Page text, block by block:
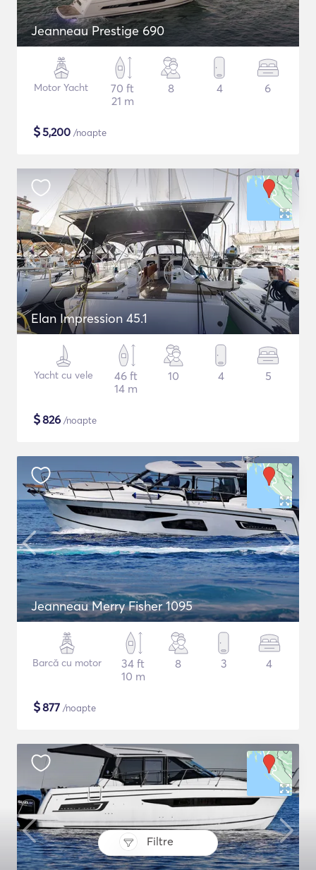
Filtre
Jeanneau Prestige 690
Motor Yacht
70 ft
21 m
8 4 6
$5,200 /noapte
Elan Impression 45.1
Yacht cu vele
46 ft
14 m
10 4 5
$826 /noapte
Jeanneau Merry Fisher 1095
Barcă cu motor
34 ft
10 m
8 3 4
$877 /noapte